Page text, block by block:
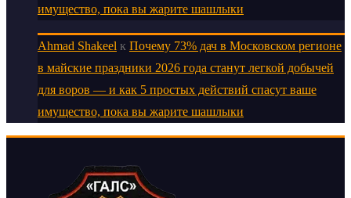
имущество, пока вы жарите шашлыки
Ahmad Shakeel к Почему 73% дач в Московском регионе
в майские праздники 2026 года станут легкой добычей
для воров — и как 5 простых действий спасут ваше
имущество, пока вы жарите шашлыки